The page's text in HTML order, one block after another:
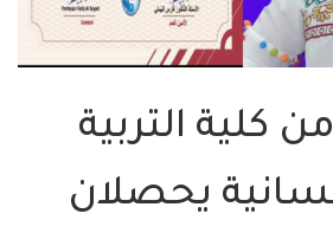
كلية التربية
يحصلان